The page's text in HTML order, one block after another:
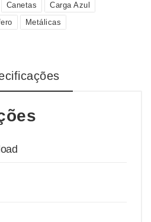
Canetas
Carga Azul
Metálicas